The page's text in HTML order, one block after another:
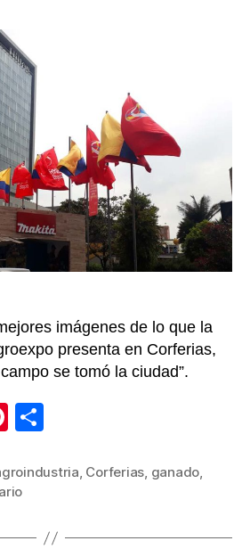
que
aún
ver
y
imágenes de lo que la
presenta en Corferias,
se tomó la ciudad”.
Pi
er
e
st
m
ar
, Corferias, ganado,